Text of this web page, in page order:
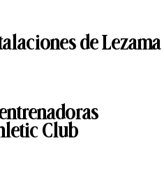
de Lezama
Club